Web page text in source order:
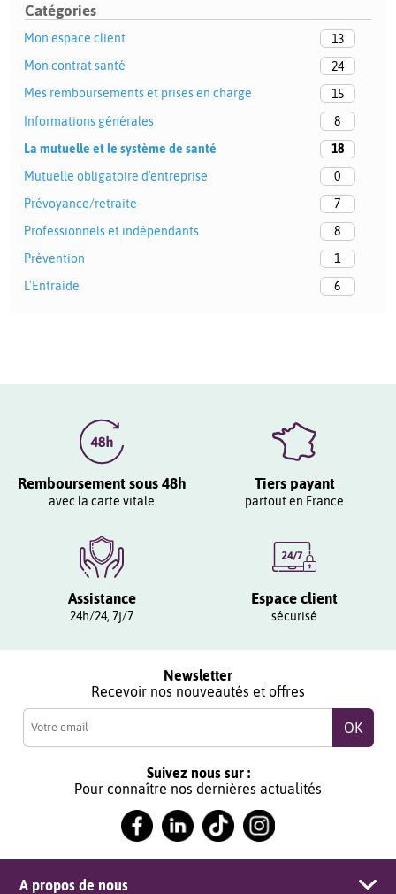
Catégories
Mon espace client
13
Mon contrat santé
24
Mes remboursements et prises en charge
15
Informations générales
8
La mutuelle et le système de santé
18
Mutuelle obligatoire d'entreprise
0
Prévoyance/retraite
7
Professionnels et indépendants
8
Prévention
1
L'Entraide
6
Remboursement sous 48h
avec la carte vitale
Tiers payant
partout en France
Assistance
24h/24, 7j/7
Espace client
sécurisé
Newsletter
Recevoir nos nouveautés et offres
Suivez nous sur :
Pour connaître nos dernières actualités
A propos de nous